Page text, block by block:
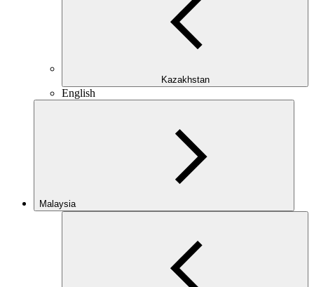
Kazakhstan
English
Malaysia